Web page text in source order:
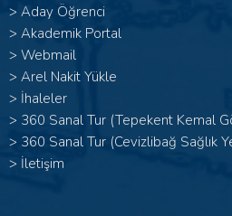
> Aday Öğrenci
> Akademik Portal
> Webmail
> Arel Nakit Yükle
> İhaleler
> 360 Sanal Tur (Tepekent Kemal
> 360 Sanal Tur (Cevizlibağ Sağlık
> İletişim